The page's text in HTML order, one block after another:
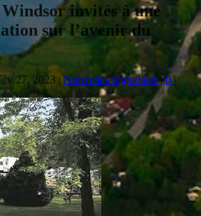
invités à une
sur l’avenir du
27, 2023 | Nouvelles régionales|0|